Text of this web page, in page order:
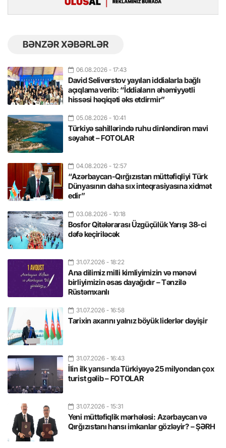
BƏNZƏR XƏBƏRLƏR
06.08.2026 - 17:43
David Seliverstov yayılan iddialarla bağlı
açıqlama verib: “İddiaların əhəmiyyətli
hissəsi həqiqəti əks etdirmir”
05.08.2026 - 10:41
Türkiyə sahillərində ruhu dinləndirən mavi
səyahət – FOTOLAR
04.08.2026 - 12:57
“Azərbaycan-Qırğızıstan müttəfiqliyi Türk
Dünyasının daha sıx inteqrasiyasına xidmət
edir”
03.08.2026 - 10:18
Bosfor Qitələrarası Üzgüçülük Yarışı 38-ci
dəfə keçiriləcək
31.07.2026 - 18:22
Ana dilimiz milli kimliyimizin və mənəvi
birliyimizin əsas dayağıdır – Tənzilə
Rüstəmxanlı
31.07.2026 - 16:58
Tarixin axarını yalnız böyük liderlər dəyişir
31.07.2026 - 16:43
İlin ilk yarısında Türkiyəyə 25 milyondan çox
turist gəlib – FOTOLAR
31.07.2026 - 15:31
Yeni müttəfiqlik mərhələsi: Azərbaycan və
Qırğızıstanı hansı imkanlar gözləyir? – ŞƏRH